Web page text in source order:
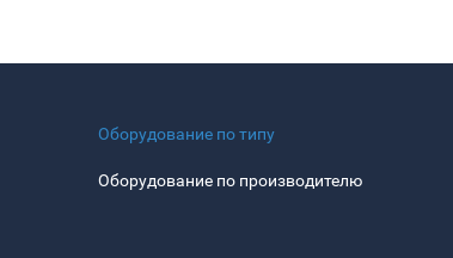
Оборудование по типу
Оборудование по производителю